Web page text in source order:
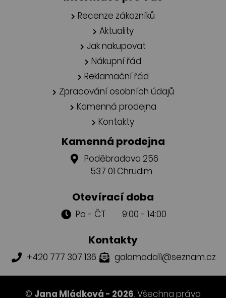
Recenze zákazníků
Aktuality
Jak nakupovat
Nákupní řád
Reklamační řád
Zpracování osobních údajů
Kamenná prodejna
Kontakty
Kamenná prodejna
Poděbradova 256
537 01 Chrudim
Otevírací doba
Po - ČT 9:00 - 14:00
Kontakty
+420 777 307 136 galamoda11@seznam.cz
© Jana Mládková - 2026. Všechna práva